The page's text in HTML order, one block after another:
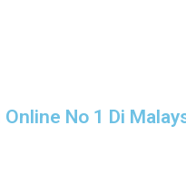
No 1 Di